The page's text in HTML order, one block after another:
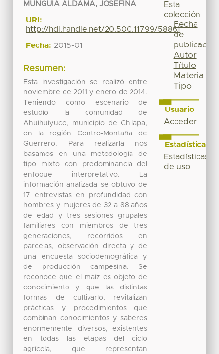
MUNGUIA ALDAMA, JOSEFINA
URI:
http://hdl.handle.net/20.500.11799/58861
Fecha: 2015-01
Resumen:
Esta investigación se realizó entre
noviembre de 2011 y enero de 2014.
Teniendo como escenario de
estudio la comunidad de
Ahuihuiyuco, municipio de Chilapa,
en la región Centro-Montaña de
Guerrero. Para realizarla nos
basamos en una metodología de
tipo mixto con predominancia del
enfoque interpretativo. La
información analizada se obtuvo de
17 entrevistas en profundidad con
hombres y mujeres de 32 a 88 años
de edad y tres sesiones grupales
familiares con miembros de tres
generaciones, recorridos en
parcelas, observación directa y de
una encuesta sociodemográfica y
de producción campesina. Se
reconoce que el maíz es objeto de
conocimiento y que las distintas
formas de cultivarlo, revitalizan
prácticas y procedimientos que
combinan conocimientos y saberes
enormemente diversos, existentes
en todas las etapas del ciclo
agrícola, que representan
Esta
colección
Fecha
de
publicación
Autor
Título
Materia
Tipo
Usuario
Acceder
Estadísticas
Estadísticas
de uso